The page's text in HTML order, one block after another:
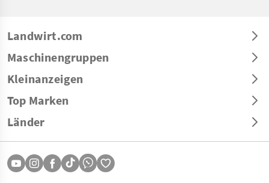
Landwirt.com
Maschinengruppen
Kleinanzeigen
Top Marken
Länder